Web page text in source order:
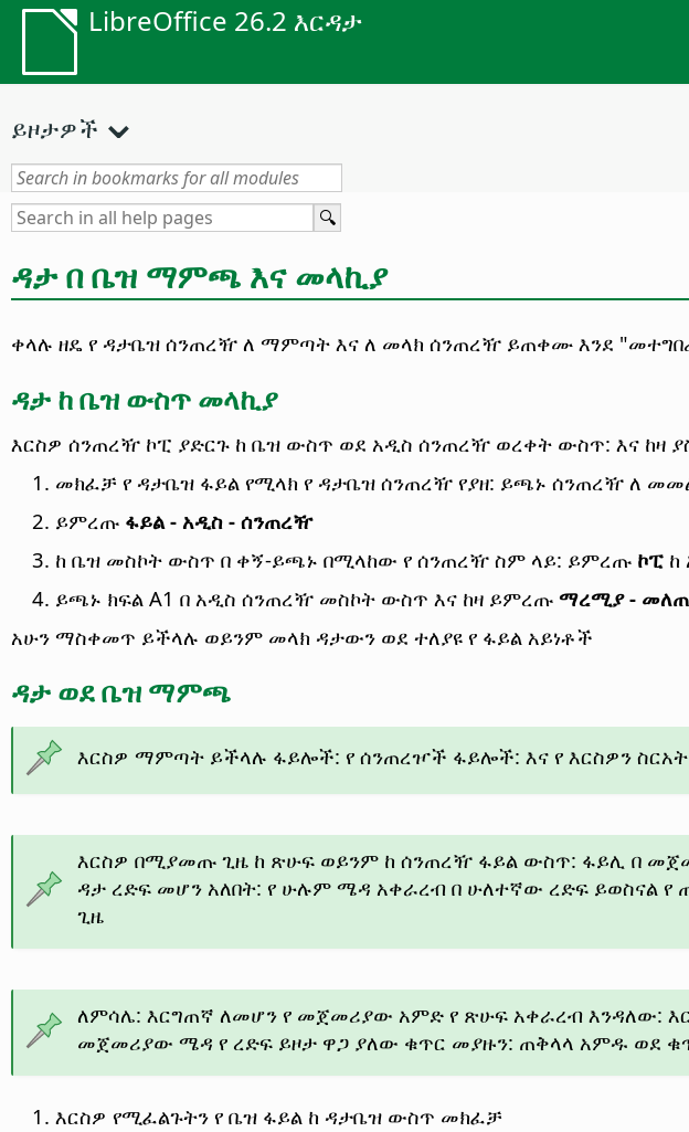
LibreOffice 26.2 እርዳታ
ይዞታዎች
ዳታ በ ቤዝ ማምጫ እና መላኪያ
ቀላሉ ዘዴ የ ዳታቤዝ ሰንጠረዥ ለ ማምጣት እና ለ መላክ ሰንጠረዥ ይጠቀሙ እንደ
ዳታ ከ ቤዝ ውስጥ መላኪያ
እርስዎ ሰንጠረዥ ኮፒ ያድርጉ ከ ቤዝ ውስጥ ወደ አዲስ ሰንጠረዥ ወረቀት ውስጥ: እና
መክፈቻ የ ዳታቤዝ ፋይል የሚላክ የ ዳታቤዝ ሰንጠረዥ የያዘ: ይጫኑ ሰንጠረዥ ለ
ይምረጡ ፋይል - አዲስ - ሰንጠረዥ
ከ ቤዝ መስኮት ውስጥ በ ቀኝ-ይጫኑ በሚላከው የ ሰንጠረዥ ስም ላይ: ይምረጡ ኮፒ ከ
ይጫኑ ክፍል A1 በ አዲስ ሰንጠረዥ መስኮት ውስጥ እና ከዛ ይምረጡ ማረሚያ -
አሁን ማስቀመጥ ይችላሉ ወይንም መላክ ዳታውን ወደ ተለያዩ የ ፋይል አይነቶች
ዳታ ወደ ቤዝ ማምጫ
እርስዎ ማምጣት ይችላሉ ፋይሎች: የ ሰንጠረዦች ፋይሎች: እና የ እርስዎን
እርስዎ በሚያመጡ ጊዜ ከ ጽሁፍ ወይንም ከ ሰንጠረዥ ፋይል ውስጥ: ፋይሊ በ
ዳታ ረድፍ መሆን አለበት: የ ሁሉም ሜዳ አቀራረብ በ ሁለተኛው ረድፍ ይወስናል
ጊዜ
ለምሳሌ: እርግጠኛ ለመሆን የ መጀመሪያው አምድ የ ጽሁፍ አቀራረብ እንዳለው:
መጀመሪያው ሜዳ የ ረድፍ ይዞታ ዋጋ ያለው ቁጥር መያዙን: ጠቅላላ አምዱ ወደ
እርስዎ የሚፈልጉትን የ ቤዝ ፋይል ከ ዳታቤዝ ውስጥ መክፈቻ